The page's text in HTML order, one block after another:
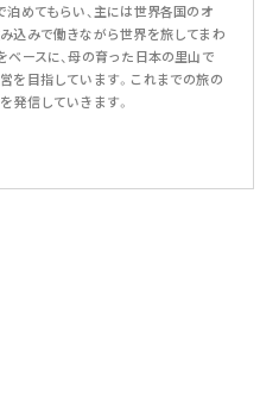
泊めてもらい、主には世界各国のオ
込みで働きながら世界を旅してまわ
ベースに、母の育った日本の里山で
を目指しています。これまでの旅の
発信していきます。